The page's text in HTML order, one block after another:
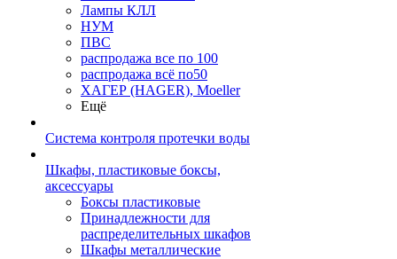
Лампы КЛЛ
НУМ
ПВС
распродажа все по 100
распродажа всё по50
ХАГЕР (HAGER), Moeller
Ещё
Система контроля протечки воды
Шкафы, пластиковые боксы,
аксессуары
Боксы пластиковые
Принадлежности для
распределительных шкафов
Шкафы металлические